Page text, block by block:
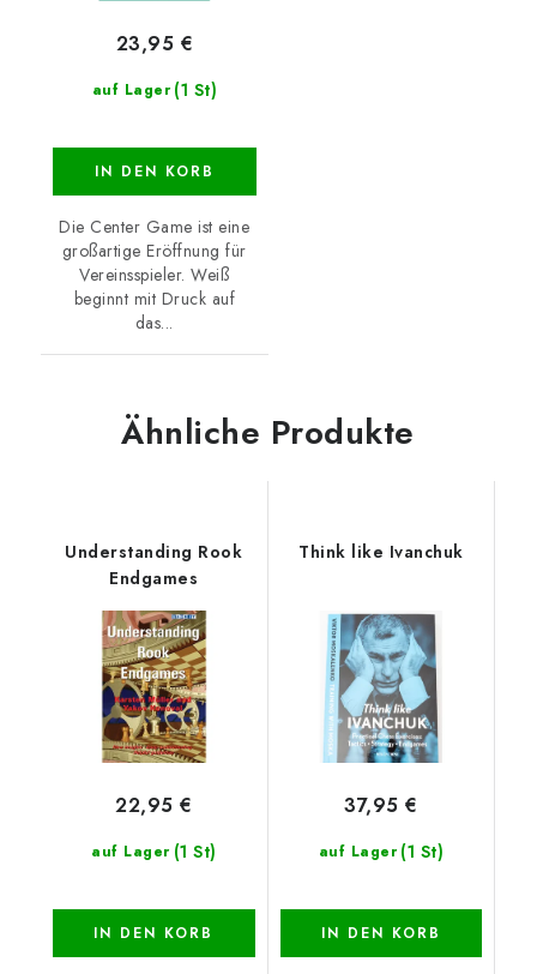
auf Lager (1 St)
23,95 €
IN DEN KORB
Die Center Game ist eine
großartige Eröffnung für
Vereinsspieler. Weiß
beginnt mit Druck auf
das...
Ähnliche Produkte
Understanding Rook
Endgames
auf Lager (1 St)
22,95 €
IN DEN KORB
Think like Ivanchuk
auf Lager (1 St)
37,95 €
IN DEN KORB